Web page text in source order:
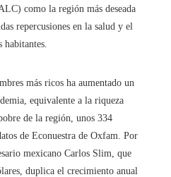
como la región más deseada
repercusiones en la salud y el
más ricos ha aumentado un
equivalente a la riqueza
de la región, unos 334
de Econuestra de Oxfam. Por
mexicano Carlos Slim, que
duplica el crecimiento anual